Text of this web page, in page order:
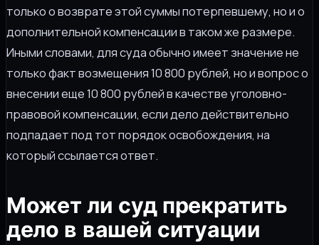
только о возврате этой суммы потерпевшему, но и о
дополнительной компенсации в таком же размере.
Иными словами, для суда обычно имеет значение не
только факт возмещения 10 800 рублей, но и вопрос о
внесении еще 10 800 рублей в качестве уголовно-
правовой компенсации, если дело действительно
подпадает под тот порядок освобождения, на
который ссылается ответ.
Может ли суд прекратить
дело в вашей ситуации